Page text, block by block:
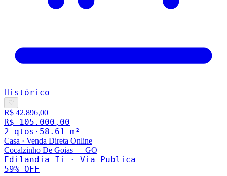
Histórico
♡
R$ 42.896,00
R$ 105.000,00
2 qtos · 58.61 m²
Casa · Venda Direta Online
Cocalzinho De Goias — GO
Edilandia Ii · Via Publica
59% OFF